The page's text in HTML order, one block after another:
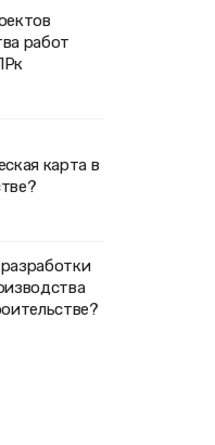
работ
карта в